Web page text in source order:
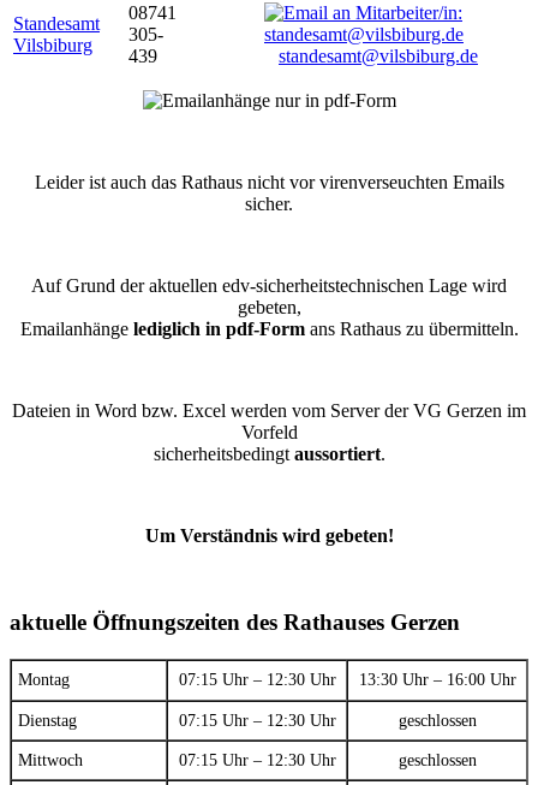
Standesamt
Vilsbiburg
08741
305-
439
standesamt@vilsbiburg.de
Leider ist auch das Rathaus nicht vor virenverseuchten Emails
sicher.
Auf Grund der aktuellen edv-sicherheitstechnischen Lage wird
gebeten,
Emailanhänge lediglich in pdf-Formans Rathaus zu übermitteln.
Dateien in Word bzw. Excel werden vom Server der VG Gerzen im
Vorfeld
sicherheitsbedingt aussortiert.
Um Verständnis wird gebeten!
aktuelle Öffnungszeiten des Rathauses Gerzen
Montag 07:15 Uhr – 12:30 Uhr 13:30 Uhr – 16:00 Uhr
Dienstag 07:15 Uhr – 12:30 Uhr geschlossen
Mittwoch 07:15 Uhr – 12:30 Uhr geschlossen